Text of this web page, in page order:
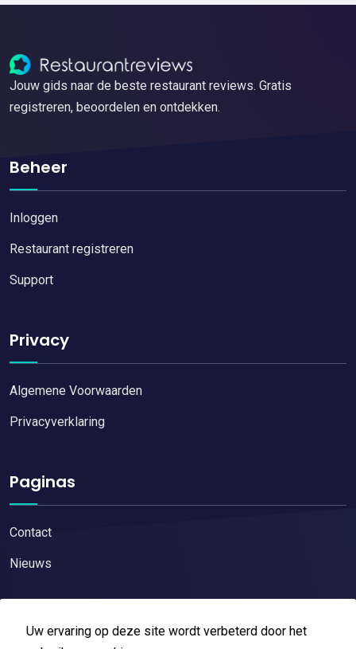
Uw ervaring op deze site wordt verbeterd door het
Jouw gids naar de beste restaurant reviews. Gratis
registreren, beoordelen en ontdekken.
Beheer
Inloggen
Restaurant registreren
Support
Privacy
Algemene Voorwaarden
Privacyverklaring
Paginas
Contact
Nieuws